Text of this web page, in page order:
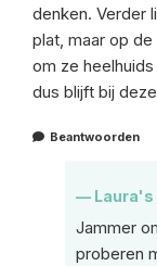
denken. Verder
plat, maar op
om ze
dus blijft bij
Beantwoorden
Laura's
Jammer
proberen